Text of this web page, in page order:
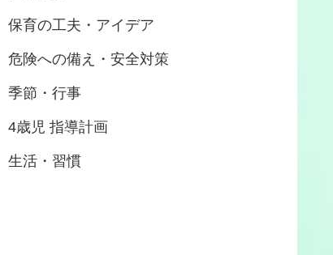
保育の工夫・アイデア
危険への備え・安全対策
季節・行事
4歳児 指導計画
生活・習慣